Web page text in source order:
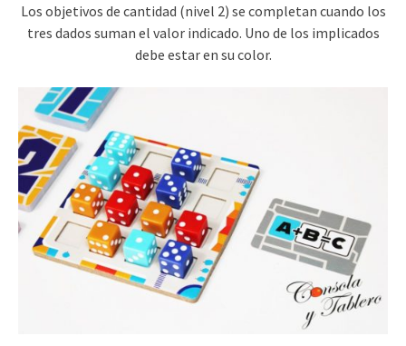
Los objetivos de cantidad (nivel 2) se completan cuando los
tres dados suman el valor indicado. Uno de los implicados
debe estar en su color.